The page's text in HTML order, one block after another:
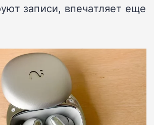
записи, впечатляет еще